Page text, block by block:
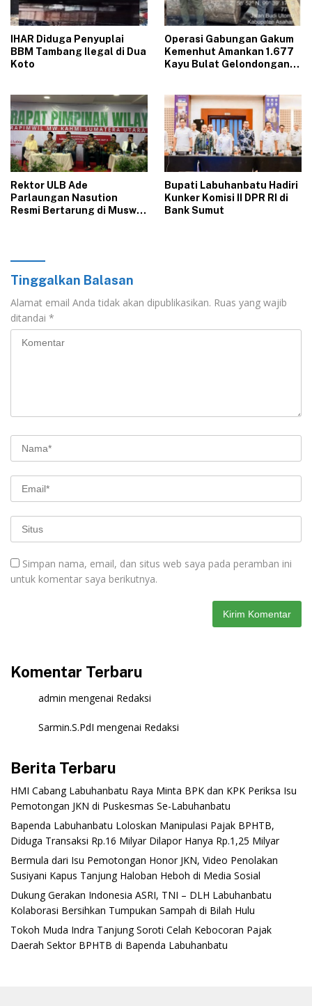
‎IHAR Diduga Penyuplai
BBM Tambang Ilegal di Dua
Koto‎
Operasi Gabungan Gakum
Kemenhut Amankan 1.677
Kayu Bulat Gelondongan
Rektor ULB Ade
Parlaungan Nasution
Resmi Bertarung di Muswil
‎Bupati Labuhanbatu Hadiri
Kunker Komisi II DPR RI di
Bank Sumut‎
Tinggalkan Balasan
Alamat email Anda tidak akan dipublikasikan. Ruas yang wajib
ditandai *
Simpan nama, email, dan situs web saya pada peramban ini
untuk komentar saya berikutnya.
Komentar Terbaru
admin mengenai Redaksi
Sarmin.S.PdI mengenai Redaksi
Berita Terbaru
‎HMI Cabang Labuhanbatu Raya Minta BPK dan KPK Periksa Isu
Pemotongan JKN di Puskesmas Se-Labuhanbatu‎‎
‎Bapenda Labuhanbatu Loloskan Manipulasi Pajak BPHTB,
Diduga Transaksi Rp.16 Milyar Dilapor Hanya Rp.1,25 Milyar
‎Bermula dari Isu Pemotongan Honor JKN, Video Penolakan
Susiyani Kapus Tanjung Haloban Heboh di Media Sosial‎‎‎‎
‎Dukung Gerakan Indonesia ASRI, TNI – DLH Labuhanbatu
Kolaborasi Bersihkan Tumpukan Sampah di Bilah Hulu
‎Tokoh Muda Indra Tanjung Soroti Celah Kebocoran Pajak
Daerah Sektor BPHTB di Bapenda Labuhanbatu